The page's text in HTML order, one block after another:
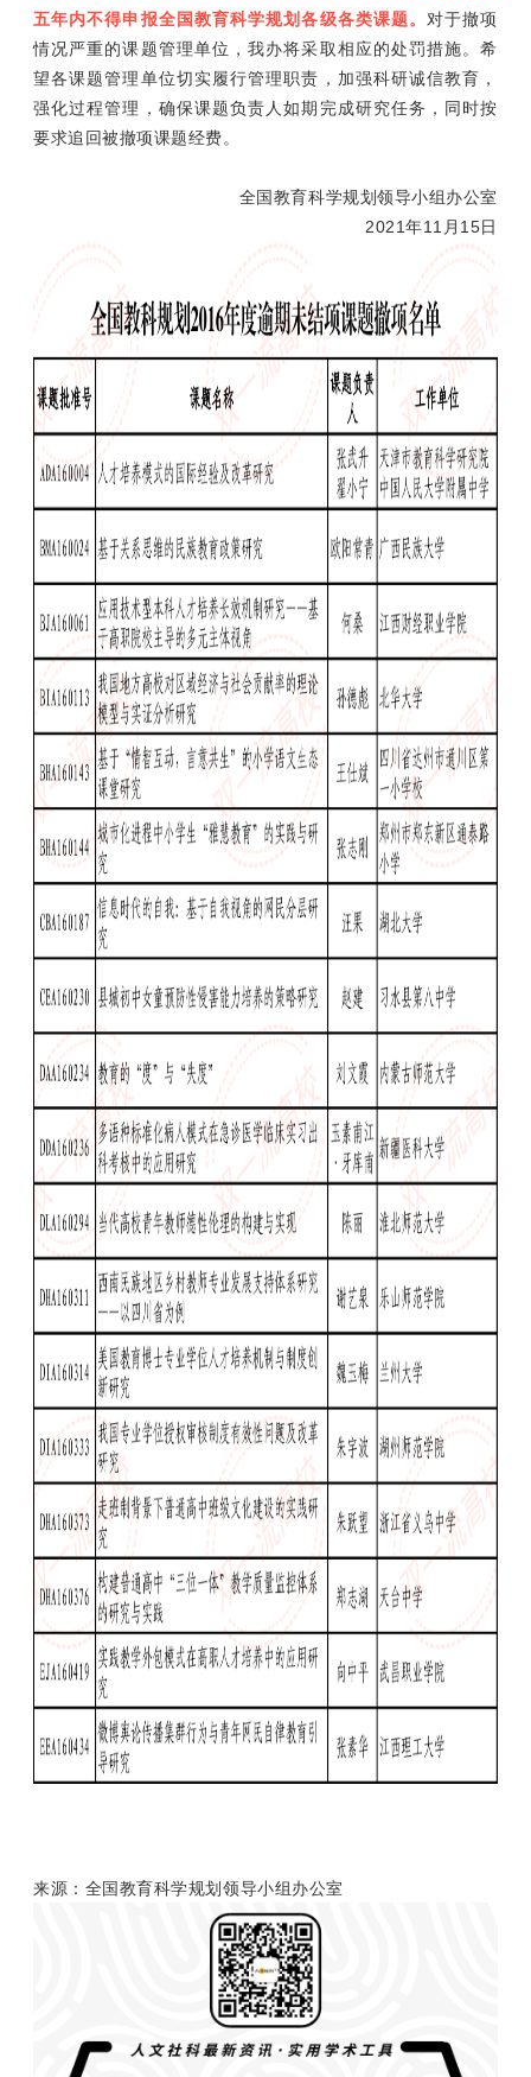
五年内不得申报全国教育科学规划各级各类课题。 对于撤项
情况严重的课题管理单位，我办将采取相应的处罚措施。希
望各课题管理单位切实履行管理职责，加强科研诚信教育，
强化过程管理，确保课题负责人如期完成研究任务，同时按
要求追回被撤项课题经费。
全国教育科学规划领导小组办公室
2021年11月15日
来源： 全国教育科学规划领导小组办公室